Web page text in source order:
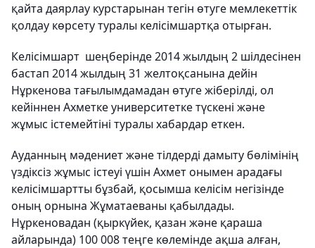
қайта даярлау курстарынан тегін өтуге мемлекеттік
қолдау көрсету туралы келісімшартқа отырған.
Келісімшарт шеңберінде 2014 жылдың 2 шілдесінен
бастап 2014 жылдың 31 желтоқсанына дейін
Нұркенова тағылымдамадан өтуге жіберілді, ол
кейіннен Ахметке университетке түскені және
жұмыс істемейтіні туралы хабардар еткен.
Ауданның мәдениет және тілдерді дамыту бөлімінің
үздіксіз жұмыс істеуі үшін Ахмет онымен арадағы
келісімшартты бұзбай, қосымша келісім негізінде
оның орнына Жұматаеваны қабылдады.
Нұркеновадан (қыркүйек, қазан және қараша
айларында) 100 008 теңге көлемінде ақша алған,